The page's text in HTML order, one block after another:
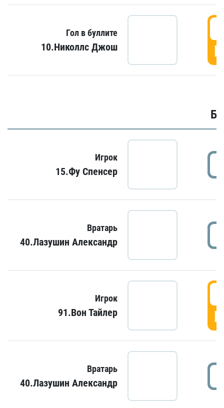
Гол в буллите
10.Николлс Джош
Игрок
15.Фу Спенсер
Вратарь
40.Лазушин Александр
Игрок
91.Вон Тайлер
Вратарь
40.Лазушин Александр